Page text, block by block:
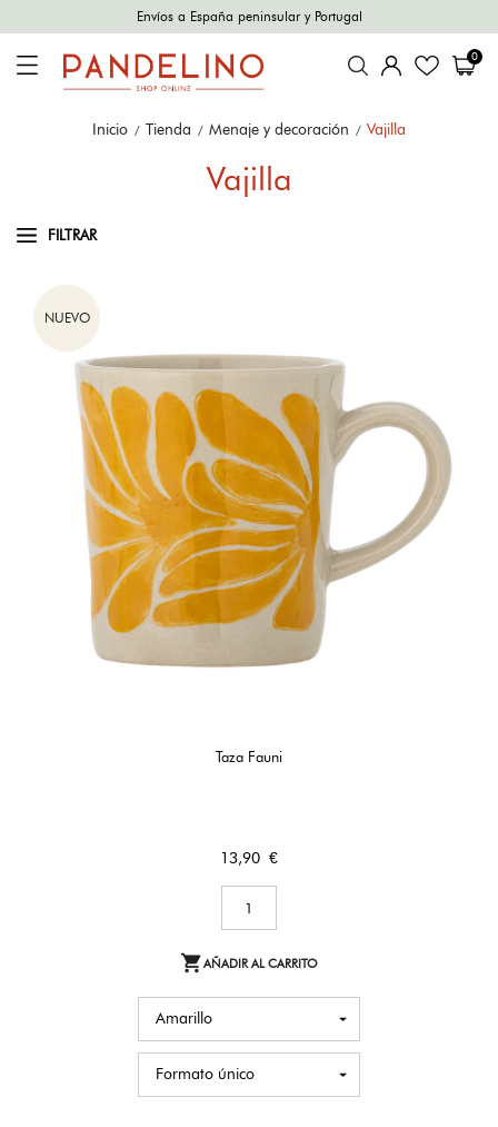
Envíos a España peninsular y Portugal
0
Inicio Tienda Menaje y decoración Vajilla
Vajilla
FILTRAR
Taza Fauni
Precio
13,90 €
AÑADIR AL CARRITO
NUEVO